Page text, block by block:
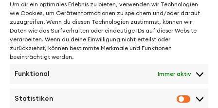
Um dir ein optimales Erlebnis zu bieten, verwenden wir Technologien
wie Cookies, um Geräteinformationen zu speichern und/oder darauf
zuzugreifen. Wenn du diesen Technologien zustimmst, können wir
Daten wie das Surfverhalten oder eindeutige IDs auf dieser Website
verarbeiten. Wenn du deine Einwilligung nicht erteilst oder
zurückziehst, können bestimmte Merkmale und Funktionen
beeinträchtigt werden.
Funktional Immer aktiv
Statistiken
Year:
2023
Directed by:
Daniel Carberry
See More from Daniel Carberry